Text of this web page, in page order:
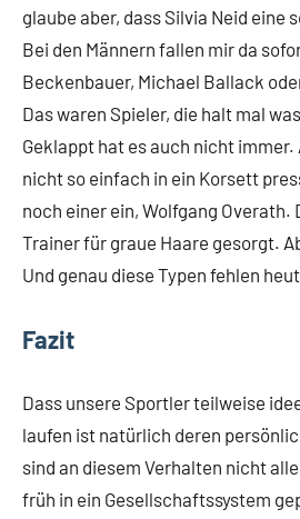
glaube aber, dass Silvia Neid eine
Bei den Männern fallen mir da
Beckenbauer, Michael Ballack
Das waren Spieler, die halt mal
Geklappt hat es auch nicht immer.
nicht so einfach in ein Korsett
noch einer ein, Wolfgang Overath.
Trainer für graue Haare gesorgt.
Und genau diese Typen fehlen
Fazit
Dass unsere Sportler teilweise
laufen ist natürlich deren
sind an diesem Verhalten nicht
früh in ein Gesellschaftssystem